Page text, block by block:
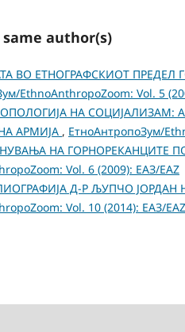
author(s)
ВО ЕТНОГРАФСКИОТ
EthnoAnthropoZoom: Vol. 5
НА СОЦИЈАЛИЗАМ:
АРМИЈА , ЕтноАнтропоЗум/
НА ГОРНОРЕКАНЦИТЕ
Vol. 6 (2009): ЕАЗ/EAZ
Д-Р ЉУПЧО ЈОРДАН
Vol. 10 (2014): ЕАЗ/EAZ